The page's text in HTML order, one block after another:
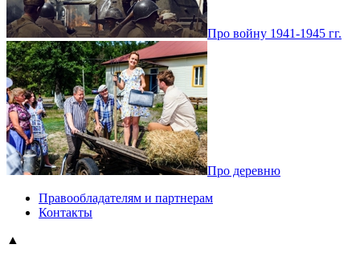
Про войну 1941-1945 гг.
Про деревню
Правообладателям и партнерам
Контакты
▲